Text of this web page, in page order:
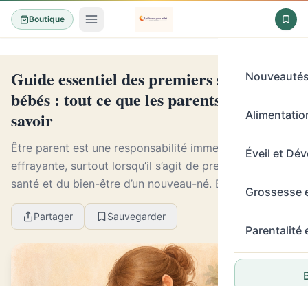
Boutique
Éveil et
Grossesse
Parentalité
Guide essentiel des premiers soins pour
bébés : tout ce que les parents doivent
savoir
Être parent est une responsabilité immense et parfois
effrayante, surtout lorsqu’il s’agit de prendre soin de la
santé et du bien-être d’un nouveau-né. En tant que
parent, vous devez être préparé à fa...
Partager Sauvegarder